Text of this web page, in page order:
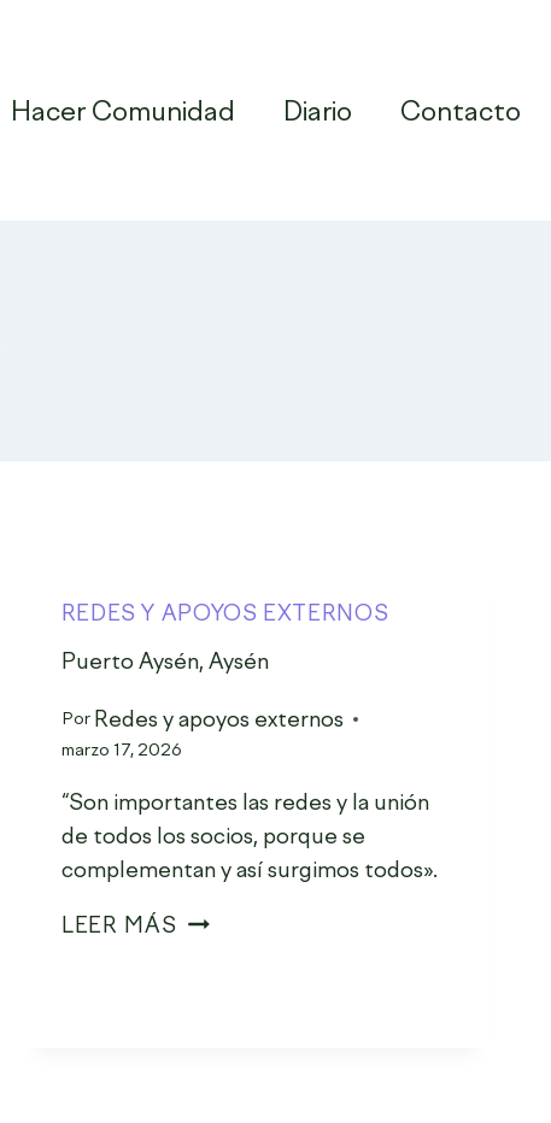
Hacer Comunidad Diario Contacto
REDES Y APOYOS EXTERNOS
Puerto Aysén, Aysén
Por Redes y apoyos externos
marzo 17, 2026
“Son importantes las redes y la unión
de todos los socios, porque se
complementan y así surgimos todos».
LEER MÁS